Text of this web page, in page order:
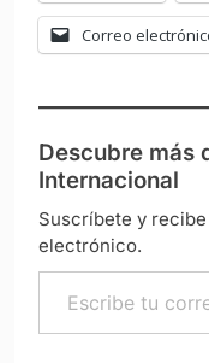
Correo
Descubre más
Internacional
Suscríbete y
electrónico.
Escribe tu correo